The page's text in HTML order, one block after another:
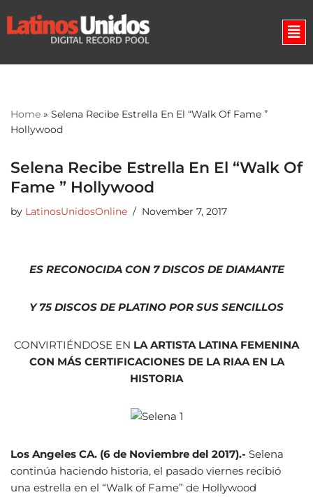
Skip
Home » Selena Recibe Estrella En El “Walk Of Fame ”
Hollywood
Selena Recibe Estrella En El “Walk Of
Fame ” Hollywood
by LatinosUnidosOnline November 7, 2017
ES RECONOCIDA CON 7 DISCOS DE DIAMANTE
Y 75 DISCOS DE PLATINO POR SUS SENCILLOS
CONVIRTIÉNDOSE EN LA ARTISTA LATINA FEMENINA
CON MÁS CERTIFICACIONES DE LA RIAA EN LA
HISTORIA
Los Angeles CA. (6 de Noviembre del 2017).- Selena
continúa haciendo historia, el pasado viernes recibió
una estrella en el “Walk of Fame” de Hollywood